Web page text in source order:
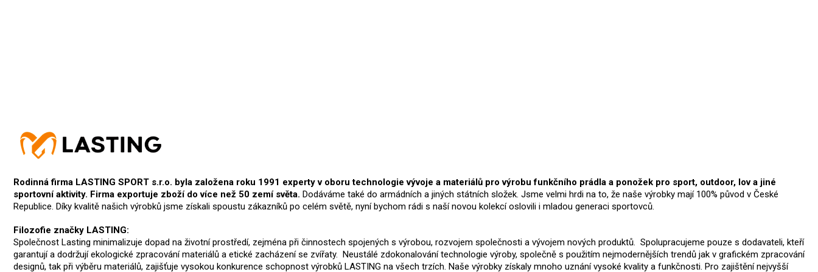
Rodinná firma LASTING SPORT s.r.o. byla založena roku 1991 experty v oboru technologie vývoje a materiálů pro výrobu funkčního prádla a ponožek pro sport, outdoor, lov a jiné
sportovní aktivity. Firma exportuje zboží do více než 50 zemí světa. Dodáváme také do armádních a jiných státních složek. Jsme velmi hrdi na to, že naše výrobky mají 100% původ v České
Republice. Díky kvalitě našich výrobků jsme získali spoustu zákazníků po celém světě, nyní bychom rádi s naší novou kolekcí oslovili i mladou generaci sportovců.
Filozofie značky LASTING:
Společnost Lasting minimalizuje dopad na životní prostředí, zejména při činnostech spojených s výrobou, rozvojem společnosti a vývojem nových produktů. Spolupracujeme pouze s dodavateli, kteří
garantují a dodržují ekologické zpracování materiálů a etické zacházení se zvířaty. Neustálé zdokonalování technologie výroby, společně s použitím nejmodernějších trendů jak v grafickém zpracování
designů, tak při výběru materiálů, zajišťuje vysokou konkurence schopnost výrobků LASTING na všech trzích. Naše výrobky získaly mnoho uznání vysoké kvality a funkčnosti. Pro zajištění nejvyšší